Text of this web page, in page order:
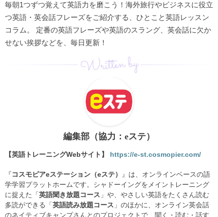
毎朝1つずつ覚えて英語力を磨こう！海外旅行やビジネスに役立
つ英語・英会話フレーズをご紹介する、ひとこと英語レッスン
コラム。 定番の英語フレーズや英語のスラング、英会話に欠か
せない挨拶などを、毎日更新！
Written by
編集部（協力：eステ）
【英語トレーニングWebサイト】 https://e-st.cosmopier.com/
『 コスモピアeステーション（eステ）
』は、オンラインベースの語
学学習プラットホームです。シャドーイングをメイントレーニング
に捉えた「 英語聞き放題コース 」や、やさしい英語をたくさん読む
多読ができる「 英語読み放題コース 」のほかに、オンライン英会話
のネイティブキャンプさんとのプロジェクトで、聞く・読む・話す